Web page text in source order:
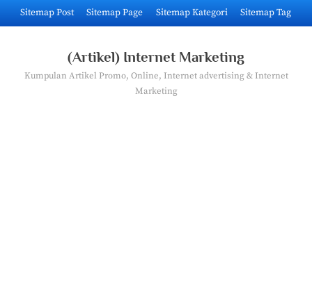
Skip
to
Sitemap Post Sitemap Page Sitemap Kategori Sitemap Tag
(Artikel) Internet Marketing
Kumpulan Artikel Promo, Online, Internet advertising & Internet
Marketing